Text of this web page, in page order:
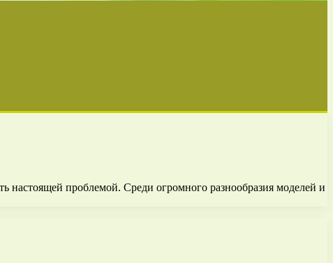
настоящей проблемой. Среди огромного разнообразия моделей и